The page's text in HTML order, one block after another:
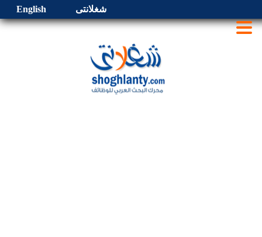
شغلانتى English